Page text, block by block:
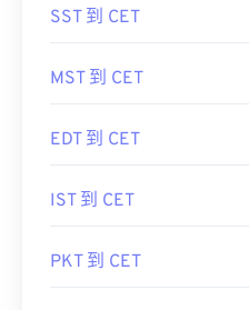
SST 到 CET
MST 到 CET
EDT 到 CET
IST 到 CET
PKT 到 CET